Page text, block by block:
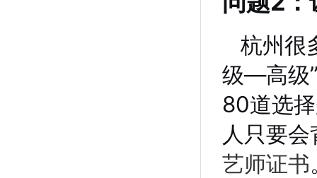
杭州很
级—高级
80道选
人只要
艺师证书